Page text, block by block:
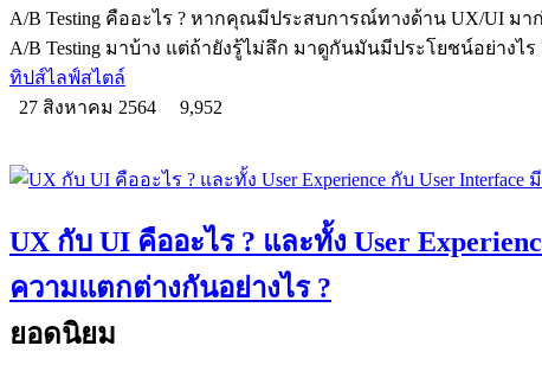
A/B Testing คืออะไร ? หากคุณมีประสบการณ์ทางด้าน UX/UI ม
A/B Testing มาบ้าง แต่ถ้ายังรู้ไม่ลึก มาดูกันมันมีประโยชน์อย่างไร
ทิปส์ไลฟ์สไตล์
27 สิงหาคม 2564
9,952
UX กับ UI คืออะไร ? และทั้ง User
ความแตกต่างกันอย่างไร ?
ยอดนิยม